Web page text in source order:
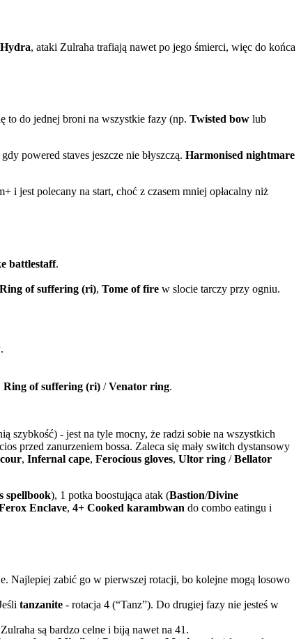
, ataki Zulraha trafiają nawet po jego śmierci, więc do końca
to do jednej broni na wszystkie fazy (np. Twisted bow lub
gdy powered staves jeszcze nie błyszczą. Harmonised nightmare
i jest polecany na start, choć z czasem mniej opłacalny niż
battlestaff.
Ring of suffering (ri), Tome of fire w slocie tarczy przy ogniu.
.
Ring of suffering (ri) /Venator ring.
szybkość) - jest na tyle mocny, że radzi sobie na wszystkich
przed zanurzeniem bossa. Zaleca się mały switch dystansowy
, Infernal cape, Ferocious gloves, Ultor ring /Bellator
spellbook), 1 potka boostująca atak (Bastion/Divine
Enclave, 4+ Cooked karambwan do combo eatingu i
Najlepiej zabić go w pierwszej rotacji, bo kolejne mogą losowo
tanzanite - rotacja 4 (“Tanz”). Do drugiej fazy nie jesteś w
są bardzo celne i biją nawet na 41.